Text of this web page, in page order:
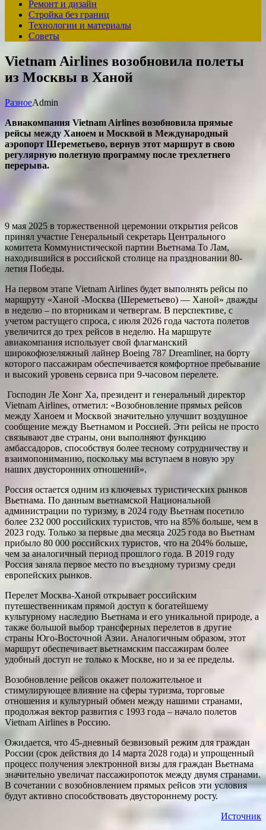
Ремонт и дизайн
Стройка без границ
Технологии и материалы
Советы
Vietnam Airlines возобновила полеты
из Москвы в Ханой
РазноеAdmin
Авиакомпания Vietnam Airlines возобновила прямые
рейсы между Ханоем и Москвой в Международный
аэропорт Шереметьево, вернув этот маршрут в свою
регулярную полетную программу после трехлетнего
перерыва.
9 мая 2025 в торжественной церемонии открытия рейсов
принял участие Генеральный секретарь Центрального
комитета Коммунистической партии Вьетнама То Лам,
находившийся в российской столице на праздновании 80-
летия Победы.
На первом этапе Vietnam Airlines будет выполнять рейсы по
маршруту «Ханой -Москва (Шереметьево) — Ханой» дважды
в неделю – по вторникам и четвергам. В перспективе, с
учетом растущего спроса, с июля 2026 года частота полетов
увеличится до трех рейсов в неделю. На маршруте
авиакомпания использует свой флагманский
широкофюзеляжный лайнер Boeing 787 Dreamliner, на борту
которого пассажирам обеспечивается комфортное пребывание
и высокий уровень сервиса при 9-часовом перелете.
Господин Ле Хонг Ха, президент и генеральный директор
Vietnam Airlines, отметил: «Возобновление прямых рейсов
между Ханоем и Москвой значительно улучшит воздушное
сообщение между Вьетнамом и Россией. Эти рейсы не просто
связывают две страны, они выполняют функцию
амбассадоров, способствуя более тесному сотрудничеству и
взаимопониманию, поскольку мы вступаем в новую эру
наших двусторонних отношений».
Россия остается одним из ключевых туристических рынков
Вьетнама. По данным вьетнамской Национальной
администрации по туризму, в 2024 году Вьетнам посетило
более 232 000 российских туристов, что на 85% больше, чем в
2023 году. Только за первые два месяца 2025 года во Вьетнам
прибыло 80 000 российских туристов, что на 204% больше,
чем за аналогичный период прошлого года. В 2019 году
Россия заняла первое место по въездному туризму среди
европейских рынков.
Перелет Москва-Ханой открывает российским
путешественникам прямой доступ к богатейшему
культурному наследию Вьетнама и его уникальной природе, а
также большой выбор трансферных перелетов в другие
страны Юго-Восточной Азии. Аналогичным образом, этот
маршрут обеспечивает вьетнамским пассажирам более
удобный доступ не только к Москве, но и за ее пределы.
Возобновление рейсов окажет положительное и
стимулирующее влияние на сферы туризма, торговые
отношения и культурный обмен между нашими странами,
продолжая вектор развития с 1993 года – начало полетов
Vietnam Airlines в Россию.
Ожидается, что 45-дневный безвизовый режим для граждан
России (срок действия до 14 марта 2028 года) и упрощенный
процесс получения электронной визы для граждан Вьетнама
значительно увеличат пассажиропоток между двумя странами.
В сочетании с возобновлением прямых рейсов эти условия
будут активно способствовать двустороннему росту.
Источник